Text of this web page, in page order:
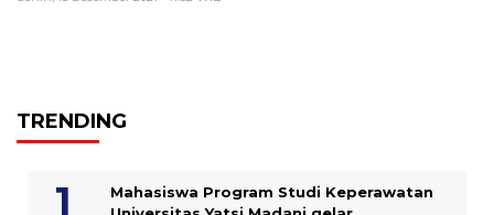
TRENDING
Mahasiswa Program Studi Keperawatan